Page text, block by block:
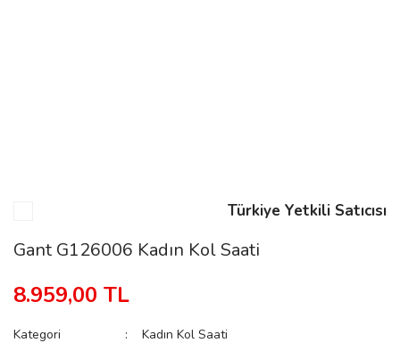
Türkiye Yetkili Satıcısı
Gant G126006 Kadın Kol Saati
8.959,00 TL
Kategori
Kadın Kol Saati